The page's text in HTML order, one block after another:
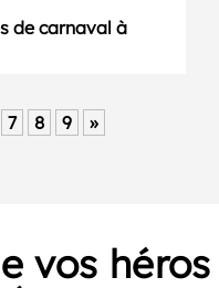
de carnaval à
7 8 9 »
vos héros